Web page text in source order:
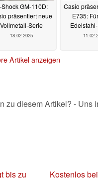
Shock GM-110D:
präsentiert neue
Vollmetall-Serie
18.02.2025
Casio
E735:
Artikel anzeigen
zu diesem Artikel? - Uns
bis zu
Kostenlos